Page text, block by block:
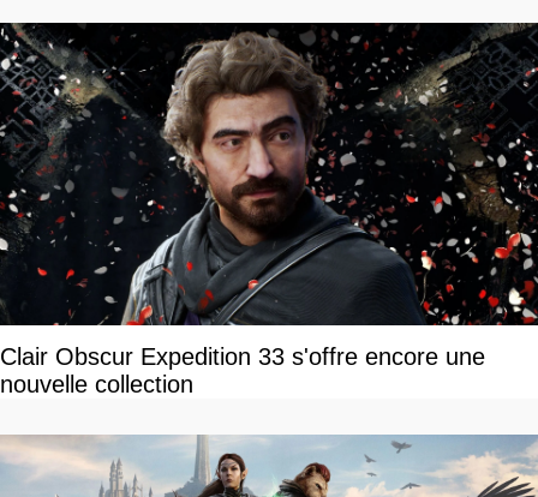
Clair Obscur Expedition 33 s'offre encore une
nouvelle collection